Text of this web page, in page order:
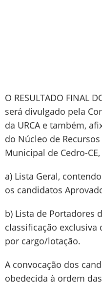
O RESULTADO FINAL
será divulgado pela
da URCA e também,
do Núcleo de
Municipal de Cedro-
a) Lista Geral,
os candidatos
b) Lista de Portadores
classificação exclusiva
por cargo/lotação.
A convocação dos
obedecida à ordem